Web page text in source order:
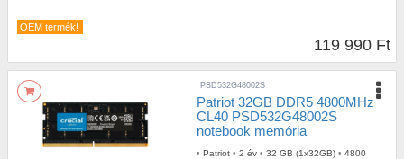
OEM termék!
119 990 Ft
PSD532G48002S
Patriot 32GB DDR5 4800MHz
CL40 PSD532G48002S
notebook memória
• Patriot • 2 év • 32 GB (1x32GB) • 4800